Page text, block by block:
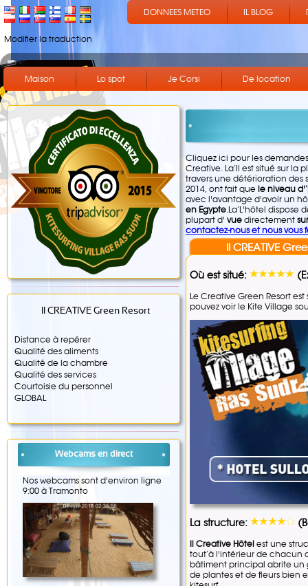
Modifier la traduction
DONNEES METEO IL BLOG
Maison Lo spot Je Corsi De location
Il CREATIVE Green Resort
Distance à repérer
Qualité des aliments
Qualité de la chambre
Qualité des services
Courtoisie du personnel
GLOBAL
Webcams en direct
Nos webcams sont d'environ ligne
9:00 à Tramonto
Cliquez ici pour les
Creative. La’Il est situé sur la
travers une détérioration des
2014, ont fait que le niveau
avec l'avantage d'avoir un
en Egypte.La’L'hôtel dispose
plupart d' vue directement
contactez-nous et nous vous
Il CREATIVE
Où est situé:
Le Creative Green Resort
pouvez voir le Kite Village
La structure:
Il Creative Hôtel est une
tout’à l'intérieur de chacun
bâtiment principal abrite un
de plantes et de fleurs bien